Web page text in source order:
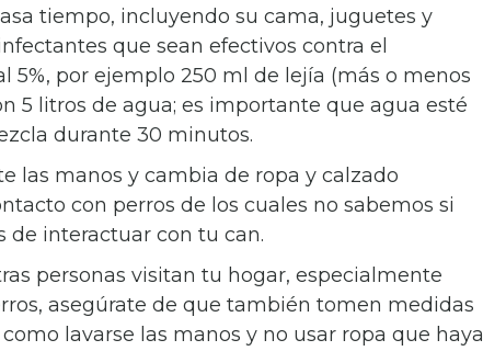
tiempo, incluyendo su cama, juguetes y
que sean efectivos contra el
5%, por ejemplo 250 ml de lejía (más o menos
5 litros de agua; es importante que agua esté
durante 30 minutos.
las manos y cambia de ropa y calzado
con perros de los cuales no sabemos si
de interactuar con tu can.
personas visitan tu hogar, especialmente
asegúrate de que también tomen medidas
lavarse las manos y no usar ropa que haya